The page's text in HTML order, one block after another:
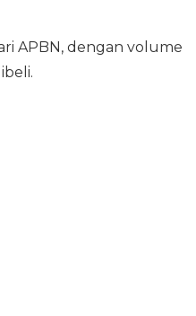
APBN, dengan volume